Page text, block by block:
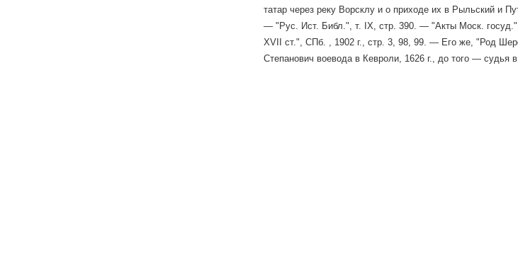
татар через реку Ворсклу и о приходе их в Рыльский и
— "Рус. Ист. Библ.", т. IX, стр. 390. — "Акты Моск.
XVII ст.", СПб. , 1902 г., стр. 3, 98, 99. — Его же, "Род
Степанович воевода в Кевроли, 1626 г., до того — судья